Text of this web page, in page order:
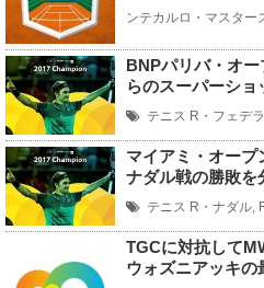
ンテカルロ・マスター
BNPパリバ・オ
らのスーパーショ
テニス R・フェデ
マイアミ・オープ
ナダル戦の勝敗を
テニス R・ナダル,
TGCに対抗して
ウォズニアッキの